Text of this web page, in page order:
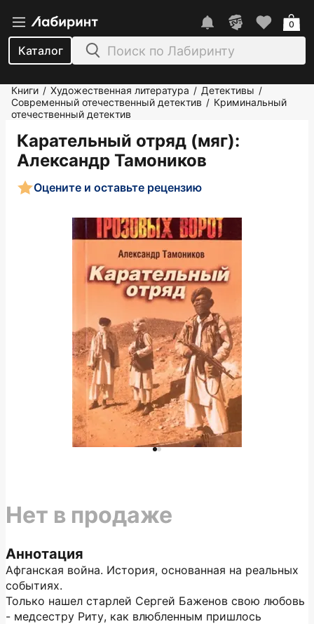
Каталог
0
Книги / Художественная литература / Детективы /
Современный отечественный детектив / Криминальный
отечественный детектив
Карательный отряд (мяг):
Александр Тамоников
Оцените и оставьте рецензию
Аннотация
Афганская война. История, основанная на реальных
событиях.
Только нашел старлей Сергей Баженов свою любовь
- медсестру Риту, как влюбленным пришлось
Нет в продаже